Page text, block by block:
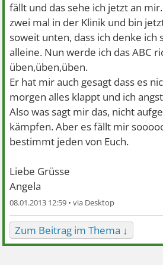
fällt und das sehe ich jetzt an
zwei mal in der Klinik und bin
soweit unten, dass ich denke ich
alleine. Nun werde ich das ABC
üben,üben,üben.
Er hat mir auch gesagt dass es
morgen alles klappt und ich
Also was sagt mir das, nicht
kämpfen. Aber es fällt mir
bestimmt jeden von Euch.
Liebe Grüsse
Angela
08.01.2013 12:59 •
Zum Beitrag im Thema ↓